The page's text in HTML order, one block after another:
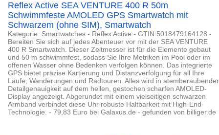
Reflex Active SEA VENTURE 400 R 50m
Schwimmfeste AMOLED GPS Smartwatch mit
Schwarzem (ohne SIM), Smartwatch
Kategorie: Smartwatches - Reflex Active - GTIN:5018479164128 -
Bereiten Sie sich auf jedes Abenteuer vor mit der SEA VENTURE
400 R Smartwatch. Dieser Zeitmesser ist für die Elemente gebaut
und 50 m schwimmfest, sodass Sie Ihre Metriken im Pool oder im
offenen Wasser ohne Bedenken verfolgen können. Das integrierte
GPS bietet präzise Kartierung und Distanzverfolgung für all Ihre
Läufe, Wanderungen und Radtouren. Alles wird in atemberaubender
Detailgenauigkeit auf dem hellen, gestochen scharfen AMOLED-
Display angezeigt. Abgerundet mit einem vielseitigen schwarzen
Armband verbindet diese Uhr robuste Haltbarkeit mit High-End-
Technologie. - 79,83 Euro bei Galaxus.de - gefunden von billiger.de